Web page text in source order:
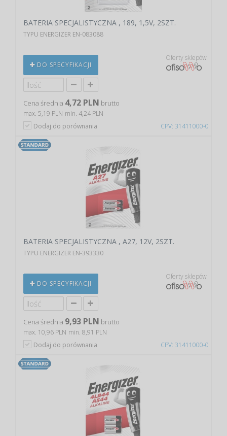
CPV: 31411000-0
BATERIA SPECJALISTYCZNA , 189, 1,5V, 2SZT.
TYPU ENERGIZER EN-083088
DO SPECYFIKACJI
Oferty sklepów
Cena średnia 4,72 PLN brutto
max. 5,19 PLN min. 4,24 PLN
Dodaj do porównania
CPV: 31411000-0
BATERIA SPECJALISTYCZNA , A27, 12V, 2SZT.
TYPU ENERGIZER EN-393330
DO SPECYFIKACJI
Oferty sklepów
Cena średnia 9,93 PLN brutto
max. 10,96 PLN min. 8,91 PLN
Dodaj do porównania